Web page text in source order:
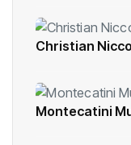
Christian
Montecatini